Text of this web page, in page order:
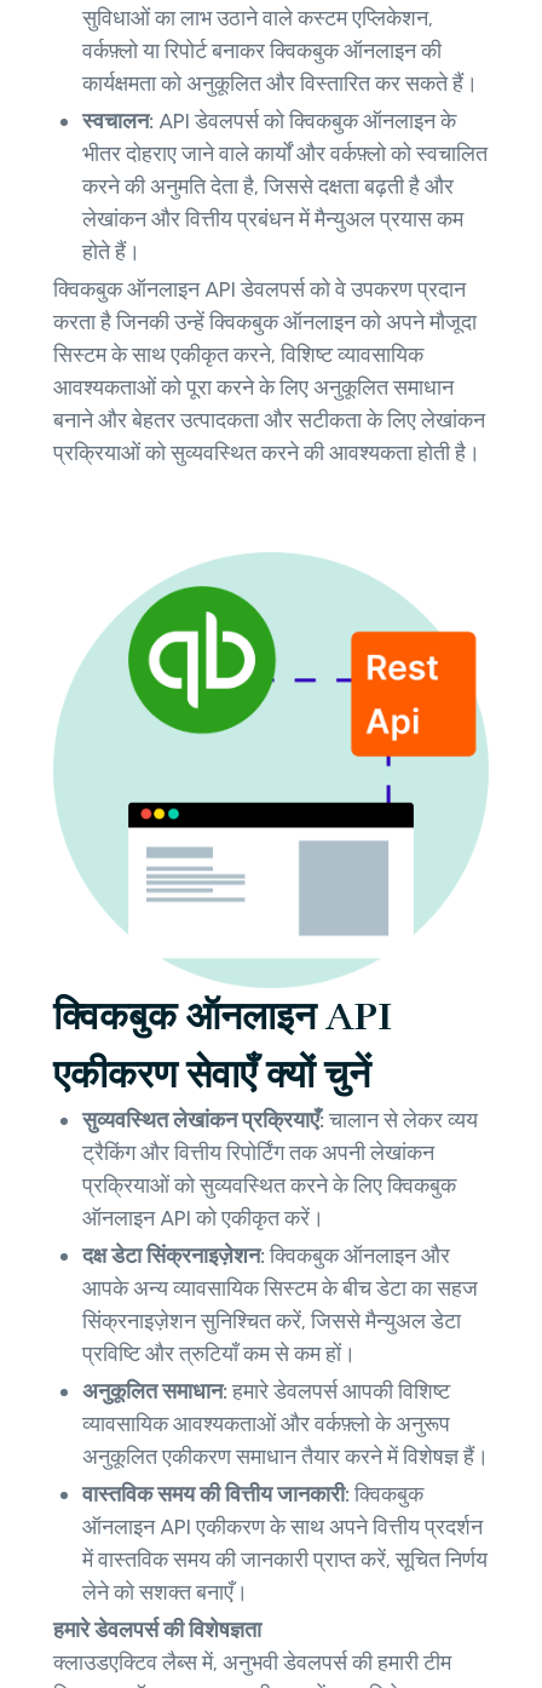
सुविधाओं का लाभ उठाने वाले कस्टम एप्लिकेशन,
वर्कफ़्लो या रिपोर्ट बनाकर क्विकबुक ऑनलाइन की
कार्यक्षमता को अनुकूलित और विस्तारित कर सकते हैं।
स्वचालन: API डेवलपर्स को क्विकबुक ऑनलाइन के
भीतर दोहराए जाने वाले कार्यों और वर्कफ़्लो को स्वचालित
करने की अनुमति देता है, जिससे दक्षता बढ़ती है और
लेखांकन और वित्तीय प्रबंधन में मैन्युअल प्रयास कम
होते हैं।
क्विकबुक ऑनलाइन API डेवलपर्स को वे उपकरण प्रदान
करता है जिनकी उन्हें क्विकबुक ऑनलाइन को अपने मौजूदा
सिस्टम के साथ एकीकृत करने, विशिष्ट व्यावसायिक
आवश्यकताओं को पूरा करने के लिए अनुकूलित समाधान
बनाने और बेहतर उत्पादकता और सटीकता के लिए लेखांकन
प्रक्रियाओं को सुव्यवस्थित करने की आवश्यकता होती है।
क्विकबुक ऑनलाइन API
एकीकरण सेवाएँ क्यों चुनें
सुव्यवस्थित लेखांकन प्रक्रियाएँ:चालान से लेकर व्यय
ट्रैकिंग और वित्तीय रिपोर्टिंग तक अपनी लेखांकन
प्रक्रियाओं को सुव्यवस्थित करने के लिए क्विकबुक
ऑनलाइन API को एकीकृत करें।
दक्ष डेटा सिंक्रनाइज़ेशन:क्विकबुक ऑनलाइन और
आपके अन्य व्यावसायिक सिस्टम के बीच डेटा का सहज
सिंक्रनाइज़ेशन सुनिश्चित करें, जिससे मैन्युअल डेटा
प्रविष्टि और त्रुटियाँ कम से कम हों।
अनुकूलित समाधान:हमारे डेवलपर्स आपकी विशिष्ट
व्यावसायिक आवश्यकताओं और वर्कफ़्लो के अनुरूप
अनुकूलित एकीकरण समाधान तैयार करने में विशेषज्ञ हैं।
वास्तविक समय की वित्तीय जानकारी:क्विकबुक
ऑनलाइन API एकीकरण के साथ अपने वित्तीय प्रदर्शन
में वास्तविक समय की जानकारी प्राप्त करें, सूचित निर्णय
लेने को सशक्त बनाएँ।
हमारे डेवलपर्स की विशेषज्ञता
क्लाउडएक्टिव लैब्स में, अनुभवी डेवलपर्स की हमारी टीम